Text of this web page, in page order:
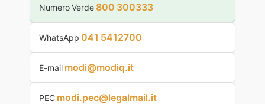
Numero Verde 800 300333
WhatsApp 041 5412700
E-mail modi@modiq.it
PEC modi.pec@legalmail.it